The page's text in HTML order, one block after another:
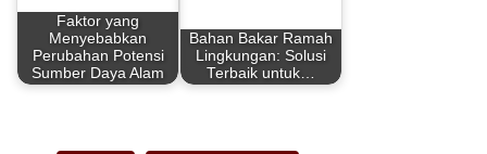
t
Faktor yang
Menyebabkan
Perubahan Potensi
Sumber Daya Alam
Bahan Bakar Ramah
Lingkungan: Solusi
Terbaik untuk…